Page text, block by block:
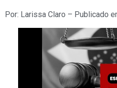
Por: Larissa Claro – Publicado